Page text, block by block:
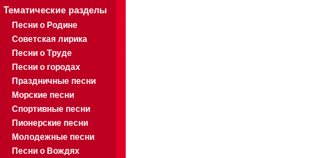
Тематические разделы
Песни о Родине
Советская лирика
Песни о Труде
Песни о городах
Праздничные песни
Морские песни
Спортивные песни
Пионерские песни
Молодежные песни
Песни о Вождях